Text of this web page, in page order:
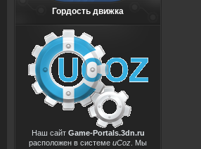
Гордость движка
Наш сайт Game-Portals.3dn.ru
расположен в системе uCoz . Мы